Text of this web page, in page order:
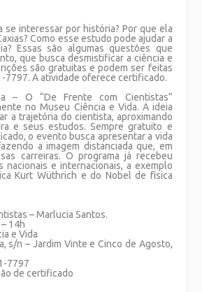
se interessar por história? Por que ela
Como esse estudo pode ajudar a
Essas são algumas questões que
que busca desmistificar a ciência e
são gratuitas e podem ser feitas
A atividade oferece certificado.
– O “De Frente com Cientistas”
no Museu Ciência e Vida. A ideia
a trajetória do cientista, aproximando
e seus estudos. Sempre gratuito e
o evento busca apresentar a vida
a imagem distanciada que, em
carreiras. O programa já recebeu
nacionais e internacionais, a exemplo
Kurt Wüthrich e do Nobel de física
– Marlucia Santos.
14h
e Vida
s/n – Jardim Vinte e Cinco de Agosto,
7797
de certificado